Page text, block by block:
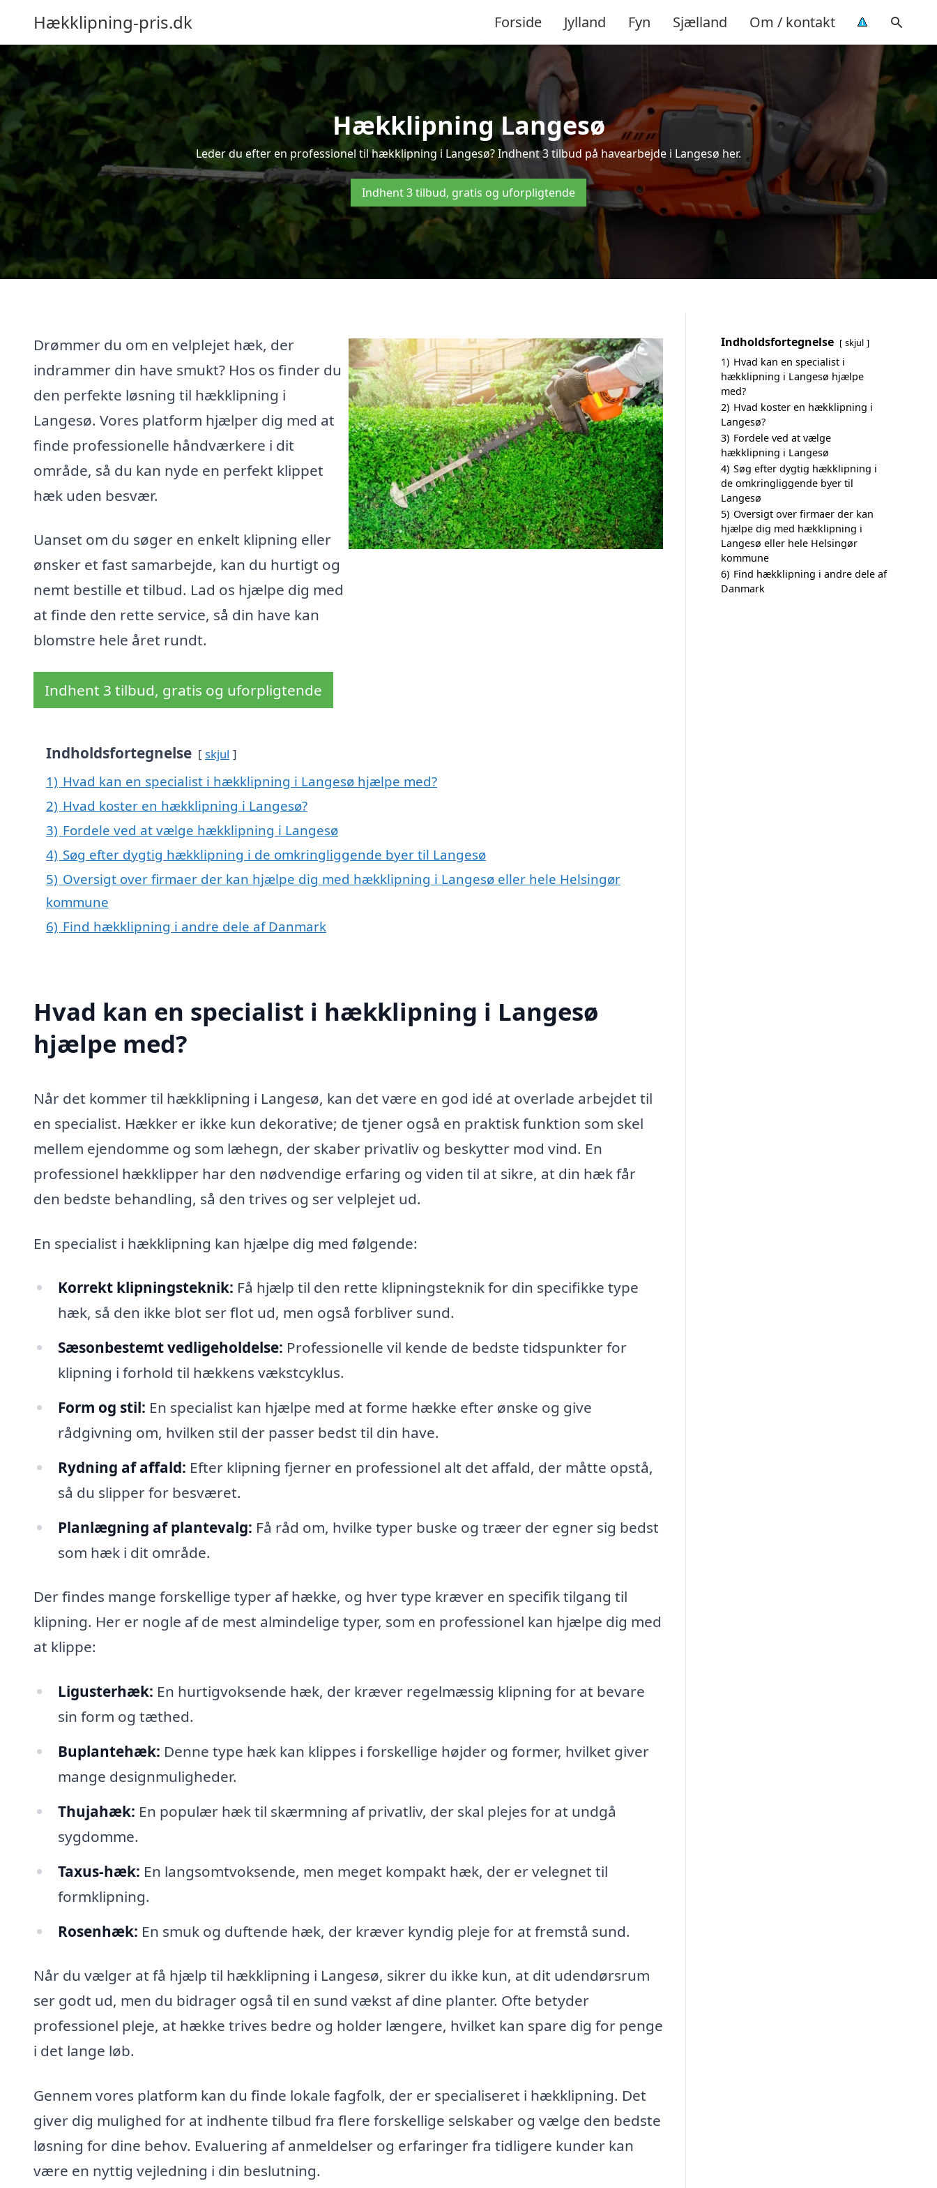
Hækklipning-pris.dk Forside Jylland Fyn Sjælland Om / kontakt
Hækklipning Langesø
Leder du efter en professionel til hækklipning i Langesø? Indhent 3 tilbud på havearbejde i Langesø her.
Indhent 3 tilbud, gratis og uforpligtende
Drømmer du om en velplejet hæk, der
indrammer din have smukt? Hos os finder du
den perfekte løsning til hækklipning i
Langesø. Vores platform hjælper dig med at
finde professionelle håndværkere i dit
område, så du kan nyde en perfekt klippet
hæk uden besvær.
Uanset om du søger en enkelt klipning eller
ønsker et fast samarbejde, kan du hurtigt og
nemt bestille et tilbud. Lad os hjælpe dig med
at finde den rette service, så din have kan
blomstre hele året rundt.
Indhent 3 tilbud, gratis og uforpligtende
Indholdsfortegnelse skjul
1) Hvad kan en specialist i hækklipning i Langesø hjælpe med?
2) Hvad koster en hækklipning i Langesø?
3) Fordele ved at vælge hækklipning i Langesø
4) Søg efter dygtig hækklipning i de omkringliggende byer til Langesø
5) Oversigt over firmaer der kan hjælpe dig med hækklipning i Langesø eller hele Helsingør
kommune
6) Find hækklipning i andre dele af Danmark
Hvad kan en specialist i hækklipning i Langesø
hjælpe med?
Når det kommer til hækklipning i Langesø, kan det være en god idé at overlade arbejdet til
en specialist. Hækker er ikke kun dekorative; de tjener også en praktisk funktion som skel
mellem ejendomme og som læhegn, der skaber privatliv og beskytter mod vind. En
professionel hækklipper har den nødvendige erfaring og viden til at sikre, at din hæk får
den bedste behandling, så den trives og ser velplejet ud.
En specialist i hækklipning kan hjælpe dig med følgende:
Korrekt klipningsteknik: Få hjælp til den rette klipningsteknik for din specifikke type
hæk, så den ikke blot ser flot ud, men også forbliver sund.
Sæsonbestemt vedligeholdelse: Professionelle vil kende de bedste tidspunkter for
klipning i forhold til hækkens vækstcyklus.
Form og stil: En specialist kan hjælpe med at forme hække efter ønske og give
rådgivning om, hvilken stil der passer bedst til din have.
Rydning af affald: Efter klipning fjerner en professionel alt det affald, der måtte opstå,
så du slipper for besværet.
Planlægning af plantevalg: Få råd om, hvilke typer buske og træer der egner sig bedst
som hæk i dit område.
Der findes mange forskellige typer af hække, og hver type kræver en specifik tilgang til
klipning. Her er nogle af de mest almindelige typer, som en professionel kan hjælpe dig med
at klippe:
Ligusterhæk: En hurtigvoksende hæk, der kræver regelmæssig klipning for at bevare
sin form og tæthed.
Buplantehæk: Denne type hæk kan klippes i forskellige højder og former, hvilket giver
mange designmuligheder.
Thujahæk: En populær hæk til skærmning af privatliv, der skal plejes for at undgå
sygdomme.
Taxus-hæk: En langsomtvoksende, men meget kompakt hæk, der er velegnet til
formklipning.
Rosenhæk: En smuk og duftende hæk, der kræver kyndig pleje for at fremstå sund.
Når du vælger at få hjælp til hækklipning i Langesø, sikrer du ikke kun, at dit udendørsrum
ser godt ud, men du bidrager også til en sund vækst af dine planter. Ofte betyder
professionel pleje, at hække trives bedre og holder længere, hvilket kan spare dig for penge
i det lange løb.
Gennem vores platform kan du finde lokale fagfolk, der er specialiseret i hækklipning. Det
giver dig mulighed for at indhente tilbud fra flere forskellige selskaber og vælge den bedste
løsning for dine behov. Evaluering af anmeldelser og erfaringer fra tidligere kunder kan
være en nyttig vejledning i din beslutning.
Indholdsfortegnelse skjul
1) Hvad kan en specialist i
hækklipning i Langesø hjælpe
med?
2) Hvad koster en hækklipning i
Langesø?
3) Fordele ved at vælge
hækklipning i Langesø
4) Søg efter dygtig hækklipning i
de omkringliggende byer til
Langesø
5) Oversigt over firmaer der kan
hjælpe dig med hækklipning i
Langesø eller hele Helsingør
kommune
6) Find hækklipning i andre dele af
Danmark